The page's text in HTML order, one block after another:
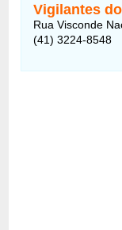
Vigilantes
Rua Visconde
(41) 3224-8548